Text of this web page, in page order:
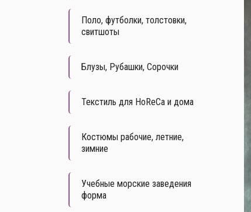
Поло, футболки, толстовки,
свитшоты
Блузы, Рубашки, Сорочки
Текстиль для HoReCa и дома
Костюмы рабочие, летние,
зимние
Учебные морские заведения
форма